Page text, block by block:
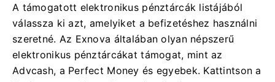
A támogatott elektronikus pénztárcák listájából
válassza ki azt, amelyiket a befizetéshez használni
szeretné. Az Exnova általában olyan népszerű
elektronikus pénztárcákat támogat, mint az
Advcash, a Perfect Money és egyebek. Kattintson a